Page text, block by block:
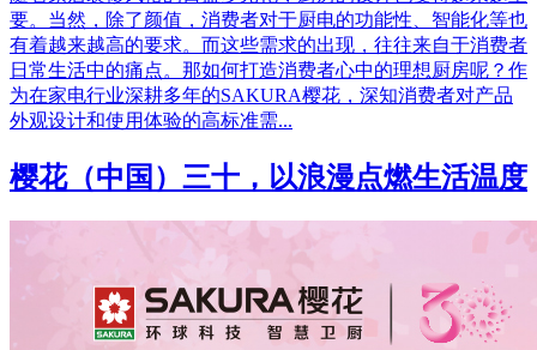
要。当然，除了颜值，消费者对于厨电的功能性、智能化等也
有着越来越高的要求。而这些需求的出现，往往来自于消费者
日常生活中的痛点。那如何打造消费者心中的理想厨房呢？作
为在家电行业深耕多年的SAKURA樱花，深知消费者对产品
外观设计和使用体验的高标准需...
樱花（中国）三十，以浪漫点燃生活温度